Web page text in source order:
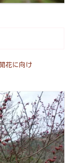
花に向け